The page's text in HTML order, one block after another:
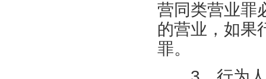
营同类营业罪
的营业，如果
罪。